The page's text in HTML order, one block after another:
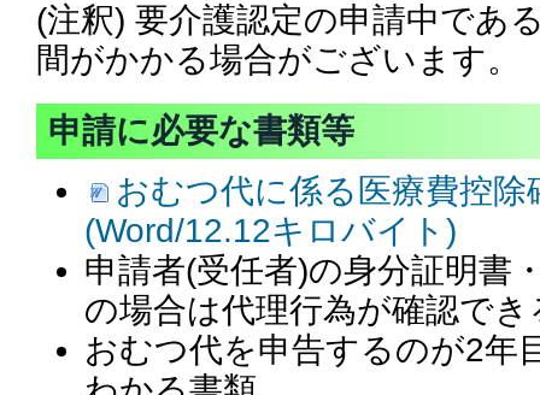
(注釈) 要介護認定の申請中であ
間がかかる場合がございます。
申請に必要な書類等
おむつ代に係る医療費控除
(Word/12.12キロバイト)
申請者(受任者)の身分証明書
の場合は代理行為が確認で
おむつ代を申告するのが2年